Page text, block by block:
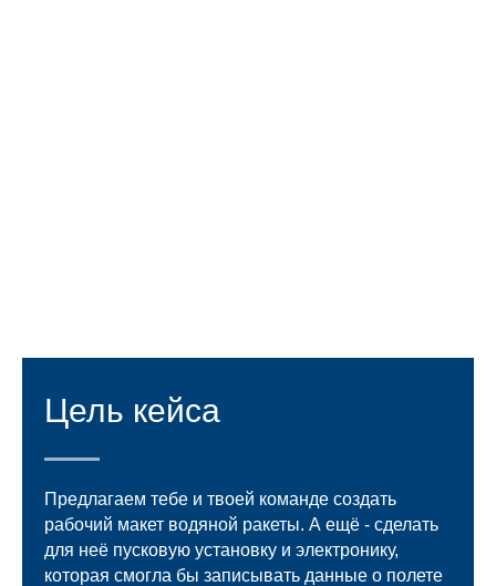
Цель кейса
Предлагаем тебе и твоей команде создать
рабочий макет водяной ракеты. А ещё - сделать
для неё пусковую установку и электронику,
которая смогла бы записывать данные о полете